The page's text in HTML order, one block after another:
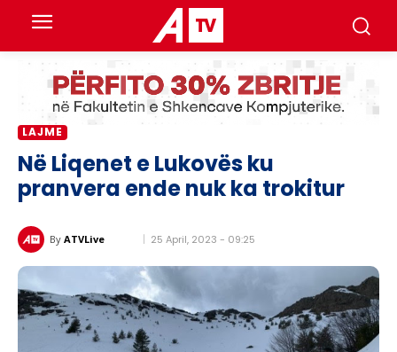
LAJME
​Në Liqenet e Lukovës ku
pranvera ende nuk ka trokitur
By ATVLive 25 April, 2023 - 09:25